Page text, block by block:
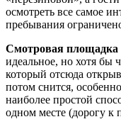
осмотреть все самое
пребывания
Смотровая площадка
идеальное, но хотя бы
который отсюда
потом снится,
наиболее простой
одном месте (дорогу к